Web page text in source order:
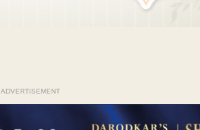
ADVERTISEMENT